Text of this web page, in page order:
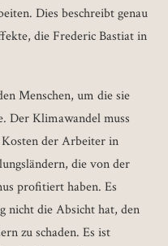
Dies beschreibt genau
die Frederic Bastiat in
Menschen, um die sie
Der Klimawandel muss
Kosten der Arbeiter in
die von der
profitiert haben. Es
nicht die Absicht hat, den
zu schaden. Es ist